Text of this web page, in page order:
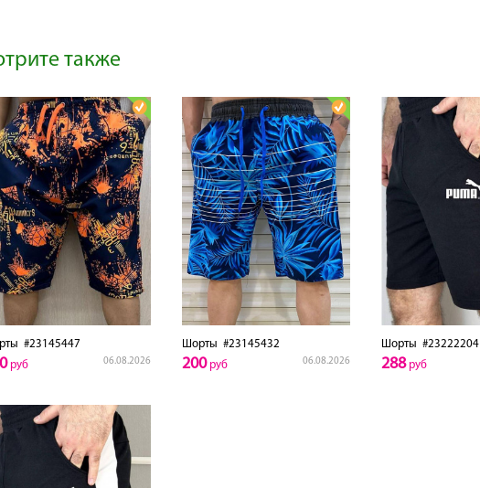
также
#23145447
06.08.2026
руб
Шорты #23145432
06.08.2026
200руб
Шорты #23222204
288руб